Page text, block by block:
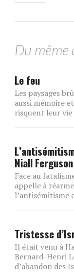
Du même
Le feu
Les paysages
aussi mémoire
risquent leur
Niall Ferguson
Face au
appelle à
l’antisémitisme
Tristesse
Il était venu à
Bernard-Henri
d’abandon des